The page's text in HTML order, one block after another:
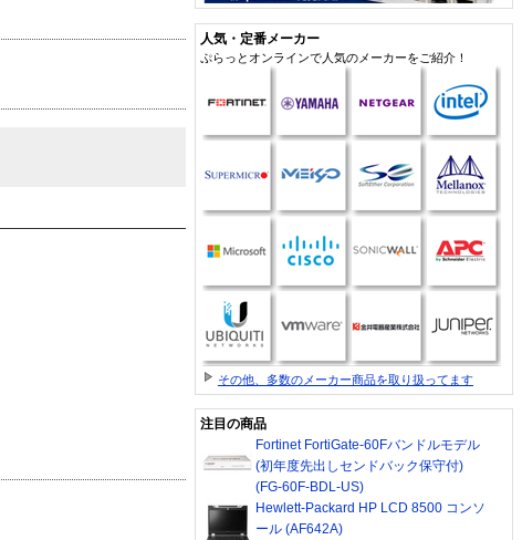
人気・定番メーカー
ぷらっとオンラインで人気のメーカーをご紹介！
その他、多数のメーカー商品を取り扱ってます
注目の商品
Fortinet FortiGate-60Fバンドルモデル
(初年度先出しセンドバック保守付)
(FG-60F-BDL-US)
Hewlett-Packard HP LCD 8500 コンソ
ール (AF642A)